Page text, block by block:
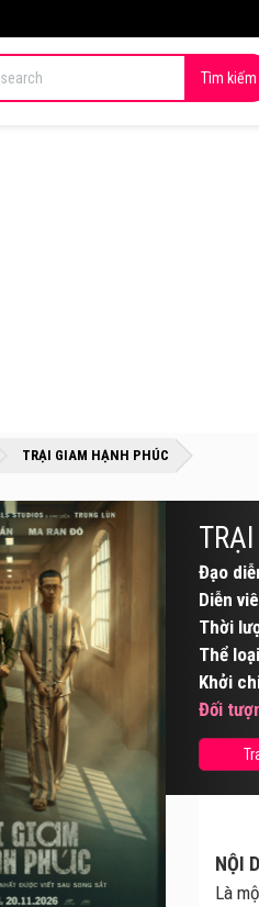
Tìm kiếm
»»
TRẠI GIAM HẠNH PHÚC
NỘI
Là
Đạo
Diễn
Thời
Thể loại
Khởi
Đối